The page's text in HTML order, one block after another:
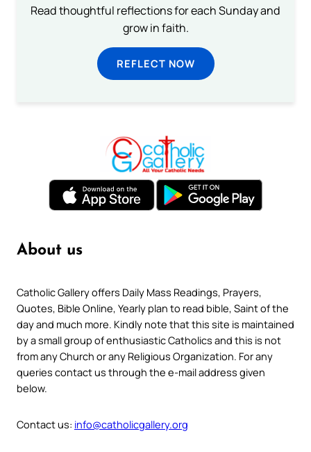
Read thoughtful reflections for each Sunday and
grow in faith.
REFLECT NOW
About us
Catholic Gallery offers Daily Mass Readings, Prayers,
Quotes, Bible Online, Yearly plan to read bible, Saint of the
day and much more. Kindly note that this site is maintained
by a small group of enthusiastic Catholics and this is not
from any Church or any Religious Organization. For any
queries contact us through the e-mail address given
below.
Contact us: info@catholicgallery.org